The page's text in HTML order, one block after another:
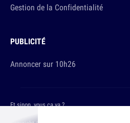
Gestion de la Confidentialité
PUBLICITÉ
Annoncer sur 10h26
Et sinon, vous ça va ?